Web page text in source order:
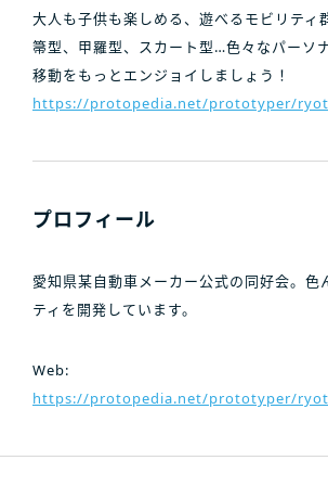
大人も子供も楽しめる、遊べるモビリティ
箒型、甲羅型、スカート型…色々なパーソ
移動をもっとエンジョイしましょう！
https://protopedia.net/prototyper/
プロフィール
愛知県某自動車メーカー公式の同好会。色
ティを開発しています。
Web:
https://protopedia.net/prototyper/